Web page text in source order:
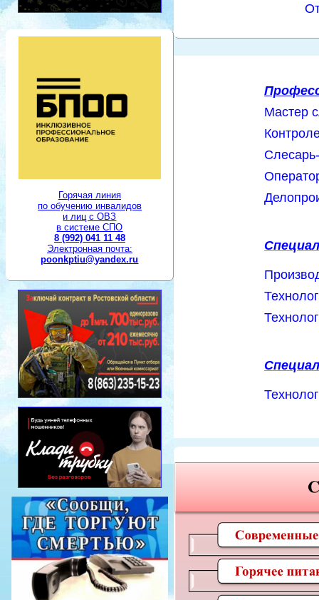
Горячая линия
по обучению инвалидов
и лиц с ОВЗ
в системе СПО
8 (992) 041 11 48
Электронная почта:
poonkptiu@yandex.ru
Мастер